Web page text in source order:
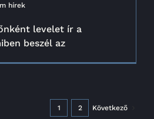
hírek
levelet ír a
beszél az
1 2 Következő